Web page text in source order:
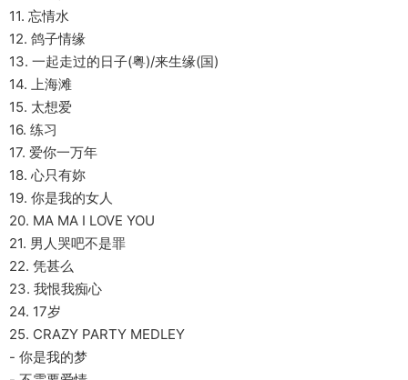
11. 忘情水
12. 鸽子情缘
13. 一起走过的日子(粤)/来生缘(国)
14. 上海滩
15. 太想爱
16. 练习
17. 爱你一万年
18. 心只有妳
19. 你是我的女人
20. MA MA I LOVE YOU
21. 男人哭吧不是罪
22. 凭甚么
23. 我恨我痴心
24. 17岁
25. CRAZY PARTY MEDLEY
- 你是我的梦